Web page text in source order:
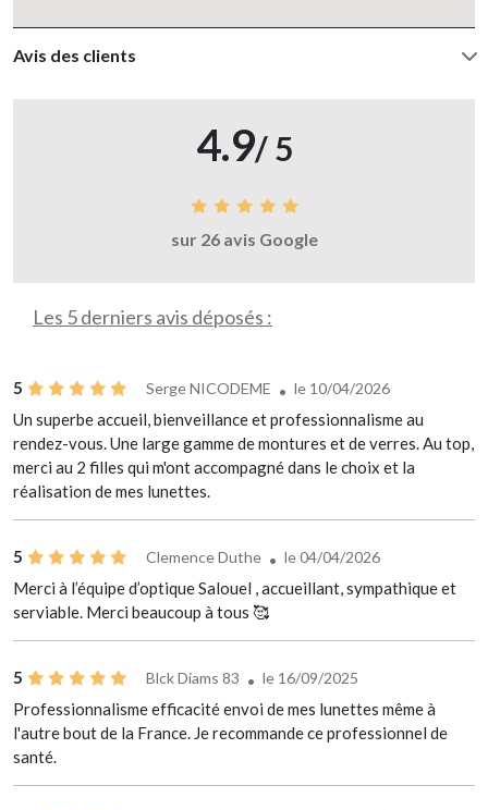
Avis des clients
4.9/ 5
sur 26 avis Google
Les 5 derniers avis déposés :
5 Serge NICODEME le 10/04/2026
Un superbe accueil, bienveillance et professionnalisme au
rendez-vous. Une large gamme de montures et de verres. Au top,
merci au 2 filles qui m'ont accompagné dans le choix et la
réalisation de mes lunettes.
5 Clemence Duthe le 04/04/2026
Merci à l’équipe d’optique Salouel , accueillant, sympathique et
serviable. Merci beaucoup à tous 🥰
5 Blck Diams 83 le 16/09/2025
Professionnalisme efficacité envoi de mes lunettes même à
l'autre bout de la France. Je recommande ce professionnel de
santé.